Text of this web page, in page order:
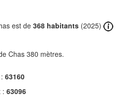
est de 368 habitants (2025)
Chas 380 mètres.
63160
: 63096